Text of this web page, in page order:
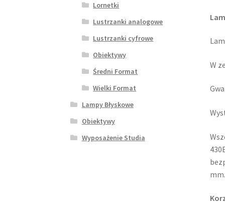
W
mm.
Lornetki
Lustrzanki analogowe
Lustrzanki cyfrowe
Obiektywy
Średni Format
Wielki Format
Lampy Błyskowe
Obiektywy
Wyposażenie Studia